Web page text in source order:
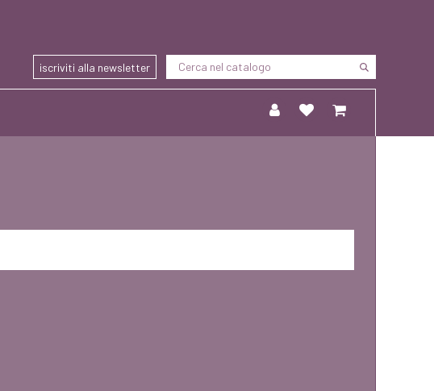
iscriviti alla newsletter